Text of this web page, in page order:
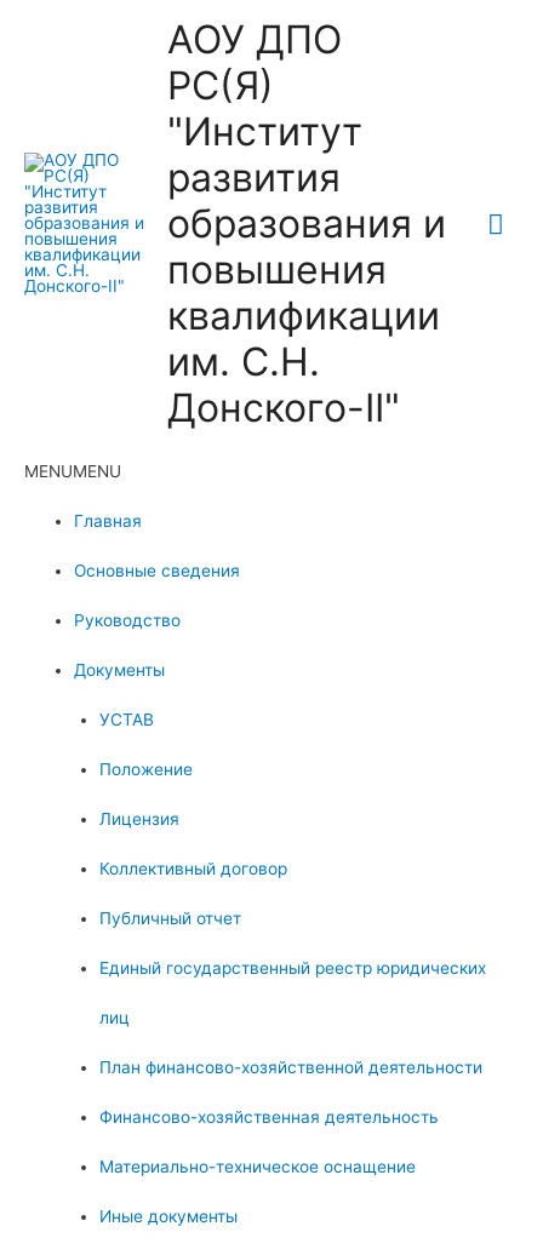
АОУ ДПО
РС(Я)
"Институт
развития
образования и
повышения
квалификации
им. С.Н.
Донского-II"
MENUMENU
Главная
Основные сведения
Руководство
Документы
УСТАВ
Положение
Лицензия
Коллективный договор
Публичный отчет
Единый государственный реестр юридических
лиц
План финансово-хозяйственной деятельности
Финансово-хозяйственная деятельность
Материально-техническое оснащение
Иные документы